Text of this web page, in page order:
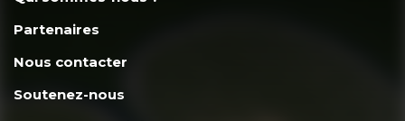
Partenaires
Nous contacter
Soutenez-nous